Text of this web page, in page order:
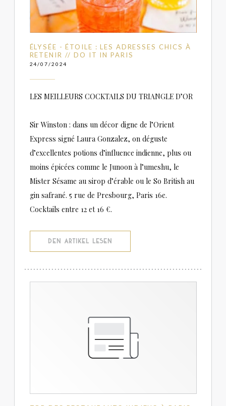
ÉLYSÉE - ÉTOILE : LES ADRESSES CHICS À
RETENIR // DO IT IN PARIS
24/07/2024
LES MEILLEURS COCKTAILS DU TRIANGLE D’OR
Sir Winston : dans un décor digne de l’Orient
Express signé Laura Gonzalez, on déguste
d’excellentes potions d’influence indienne, plus ou
moins épicées comme le Junoon à l’umeshu, le
Mister Sésame au sirop d’érable ou le So British au
gin safrané. 5 rue de Presbourg, Paris 16e.
Cocktails entre 12 et 16 €.
DEN ARTIKEL LESEN